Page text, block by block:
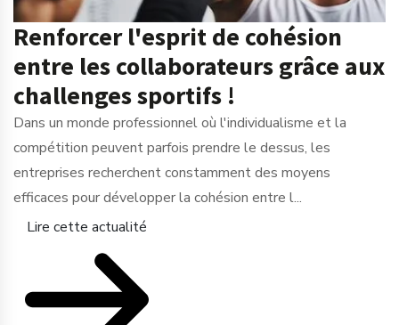
Renforcer l'esprit de cohésion
entre les collaborateurs grâce aux
challenges sportifs !
Dans un monde professionnel où l'individualisme et la
compétition peuvent parfois prendre le dessus, les
entreprises recherchent constamment des moyens
efficaces pour développer la cohésion entre l...
Lire cette actualité